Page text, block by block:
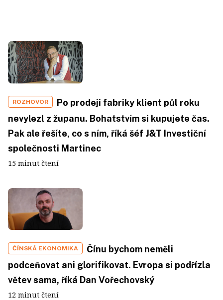
ROZHOVOR
Po prodeji fabriky klient půl roku
nevylezl z županu. Bohatstvím si kupujete čas.
Pak ale řešíte, co s ním, říká šéf J&T Investiční
společnosti Martinec
15 minut čtení
ČÍNSKÁ EKONOMIKA
Čínu bychom neměli
podceňovat ani glorifikovat. Evropa si podřízla
větev sama, říká Dan Vořechovský
12 minut čtení